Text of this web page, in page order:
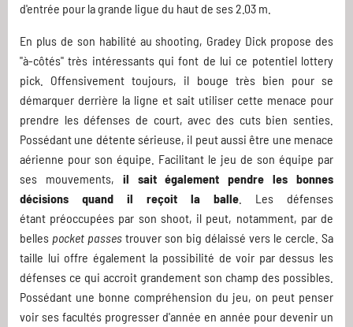
d'entrée pour la grande ligue du haut de ses 2.03 m.
En plus de son habilité au shooting, Gradey Dick propose des
"à-côtés" très intéressants qui font de lui ce potentiel lottery
pick. Offensivement toujours, il bouge très bien pour se
démarquer derrière la ligne et sait utiliser cette menace pour
prendre les défenses de court, avec des cuts bien senties.
Possédant une détente sérieuse, il peut aussi être une menace
aérienne pour son équipe. Facilitant le jeu de son équipe par
ses mouvements, il sait également pendre les bonnes
décisions quand il reçoit la balle . Les défenses
étant préoccupées par son shoot, il peut, notamment, par de
belles pocket passes trouver son big délaissé vers le cercle. Sa
taille lui offre également la possibilité de voir par dessus les
défenses ce qui accroit grandement son champ des possibles.
Possédant une bonne compréhension du jeu, on peut penser
voir ses facultés progresser d'année en année pour devenir un